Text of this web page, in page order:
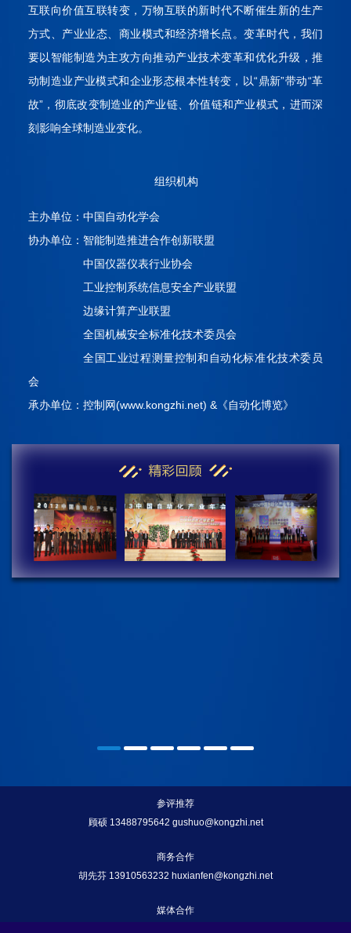
互联向价值互联转变，万物互联的新时代不断催生新的生产
方式、产业业态、商业模式和经济增长点。变革时代，我们
要以智能制造为主攻方向推动产业技术变革和优化升级，推
动制造业产业模式和企业形态根本性转变，以“鼎新”带动“革
故”，彻底改变制造业的产业链、价值链和产业模式，进而深
刻影响全球制造业变化。
组织机构
主办单位：中国自动化学会
协办单位：智能制造推进合作创新联盟
中国仪器仪表行业协会
工业控制系统信息安全产业联盟
边缘计算产业联盟
全国机械安全标准化技术委员会
全国工业过程测量控制和自动化标准化技术委员
会
承办单位：控制网(www.kongzhi.net) &《自动化博览》
参评推荐
顾硕 13488795642 gushuo@kongzhi.net
商务合作
胡先芬 13910563232 huxianfen@kongzhi.net
媒体合作